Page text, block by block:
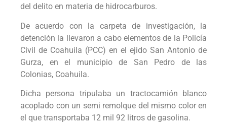
del delito en materia de hidrocarburos.
De acuerdo con la carpeta de investigación, la
detención la llevaron a cabo elementos de la Policía
Civil de Coahuila (PCC) en el ejido San Antonio de
Gurza, en el municipio de San Pedro de las
Colonias, Coahuila.
Dicha persona tripulaba un tractocamión blanco
acoplado con un semi remolque del mismo color en
el que transportaba 12 mil 92 litros de gasolina.